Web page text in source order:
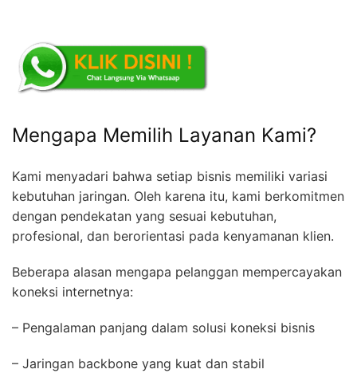
Mengapa Memilih Layanan Kami?
Kami menyadari bahwa setiap bisnis memiliki variasi
kebutuhan jaringan. Oleh karena itu, kami berkomitmen
dengan pendekatan yang sesuai kebutuhan,
profesional, dan berorientasi pada kenyamanan klien.
Beberapa alasan mengapa pelanggan mempercayakan
koneksi internetnya:
– Pengalaman panjang dalam solusi koneksi bisnis
– Jaringan backbone yang kuat dan stabil